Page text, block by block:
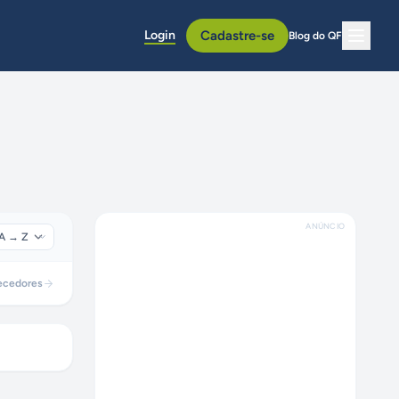
Login Cadastre-se Blog do QF
ANÚNCIO